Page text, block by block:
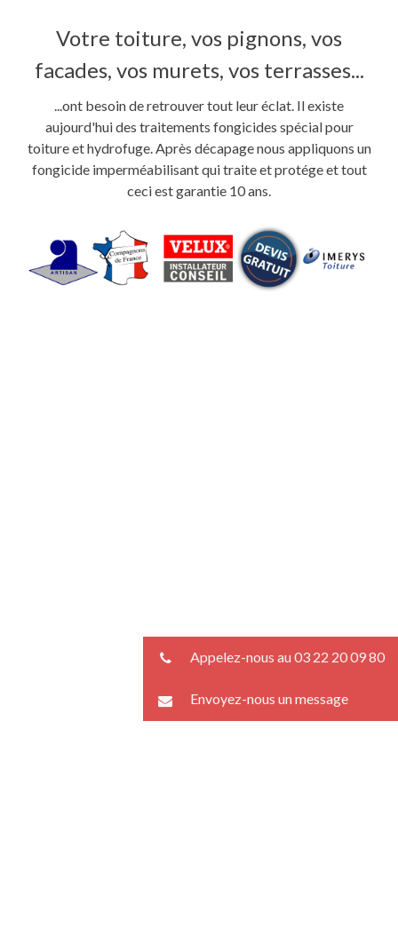
Votre toiture, vos pignons, vos
facades, vos murets, vos terrasses...
...ont besoin de retrouver tout leur éclat. Il existe
aujourd'hui des traitements fongicides spécial pour
toiture et hydrofuge. Après décapage nous appliquons un
fongicide imperméabilisant qui traite et protége et tout
ceci est garantie 10 ans.
Appelez-nous au 03 22 20 09 80
Envoyez-nous un message